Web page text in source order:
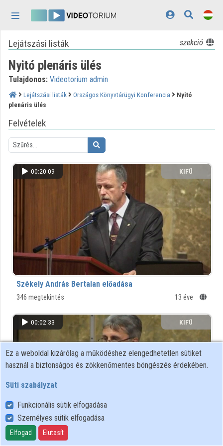
Kezdőlap
Bejelentkezés
Felfedezés
Kategóriák
Lejátszási listák
Intézmények
Közreműködők
Lejátszási listák szekció
Nyitó plenáris ülés
Tulajdonos: Videotorium admin
Lejátszási listák Országos Könyvtárügyi Konferencia
Nyitó
plenáris ülés
Felvételek
00:20:09 KIFÜ
Székely András Bertalan előadása
346 megtekintés 13 éve
00:02:33 KIFÜ
Az első nap elnöki zárszava
Ez a weboldal kizárólag a működéshez elengedhetetlen sütiket
használ a biztonságos és zökkenőmentes böngészés érdekében.
Süti szabályzat
Funkcionális sütik elfogadása
Személyes sütik elfogadása
Elfogad Elutasít